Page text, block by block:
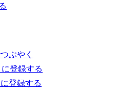
ぶやく
登録する
登録する